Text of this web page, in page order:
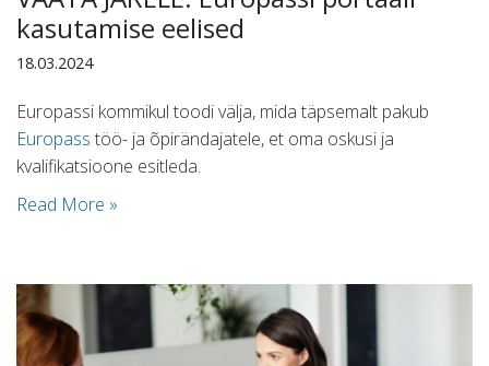
kasutamise eelised
18.03.2024
Europassi kommikul toodi välja, mida täpsemalt pakub
Europass töö- ja õpirändajatele, et oma oskusi ja
kvalifikatsioone esitleda.
Read More »